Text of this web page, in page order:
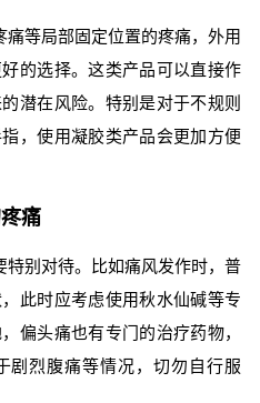
等局部固定位置的疼痛，外用
的选择。这类产品可以直接作
潜在风险。特别是对于不规则
，使用凝胶类产品会更加方便
痛
别对待。比如痛风发作时，普
此时应考虑使用秋水仙碱等专
偏头痛也有专门的治疗药物，
剧烈腹痛等情况，切勿自行服